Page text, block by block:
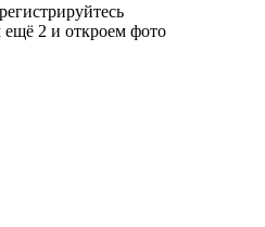
2 и откроем фото